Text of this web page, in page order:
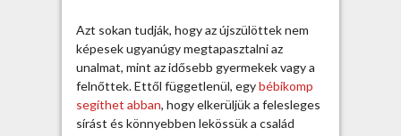
k
o
m
p
f
e
Azt sokan tudják, hogy az újszülöttek nem
képesek ugyanúgy megtapasztalni az
unalmat, mint az idősebb gyermekek vagy a
felnőttek. Ettől függetlenül, egybébikomp
segíthet abban, hogy elkerüljük a felesleges
sírást és könnyebben lekössük a család